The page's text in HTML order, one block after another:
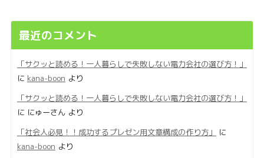
最近のコメント
「サクッと読める！一人暮らしで失敗しない電力会社の選び方！」
に kana-boon より
「サクッと読める！一人暮らしで失敗しない電力会社の選び方！」
に にゅーさんより
「社会人必見！！成功するプレゼン用文章構成の作り方」
に
kana-boon より